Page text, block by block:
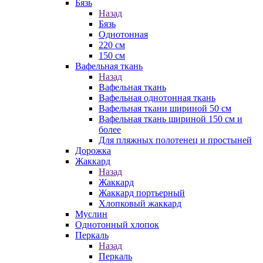
Бязь
Назад
Бязь
Однотонная
220 см
150 см
Вафельная ткань
Назад
Вафельная ткань
Вафельная однотонная ткань
Вафельная ткани шириной 50 см
Вафельная ткань шириной 150 см и
более
Для пляжных полотенец и простыней
Дорожка
Жаккард
Назад
Жаккард
Жаккард портьерный
Хлопковый жаккард
Муслин
Однотонный хлопок
Перкаль
Назад
Перкаль